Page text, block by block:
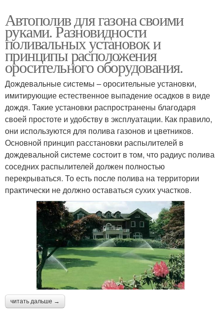
Автополив для газона своими
руками. Разновидности
поливальных установок и
принципы расположения
оросительного оборудования.
Дождевальные системы – оросительные установки,
имитирующие естественное выпадение осадков в виде
дождя. Такие установки распространены благодаря
своей простоте и удобству в эксплуатации. Как правило,
они используются для полива газонов и цветников.
Основной принцип расстановки распылителей в
дождевальной системе состоит в том, что радиус полива
соседних распылителей должен полностью
перекрываться. То есть после полива на территории
практически не должно оставаться сухих участков.
читать дальше →